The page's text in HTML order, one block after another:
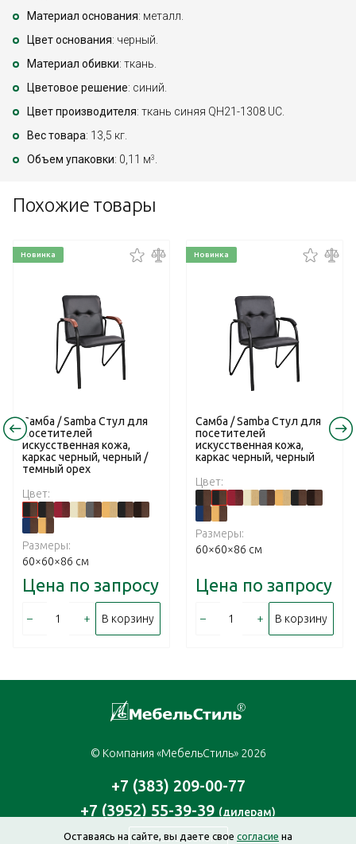
Материал основания: металл.
Цвет основания: черный.
Материал обивки: ткань.
Цветовое решение: синий.
Цвет производителя: ткань синяя QH21-1308 UC.
Вес товара: 13,5 кг.
Объем упаковки: 0,11 м3
Похожие товары
Новинка
Самба / Samba Стул для
посетителей
искусственная кожа,
каркас черный, черный /
темный орех
Цвет:
Размеры:
60×60×86 см
Цена по запросу
– + В корзину
Новинка
Самба / Samba Стул для
посетителей
искусственная кожа,
каркас черный, черный
Цвет:
Размеры:
60×60×86 см
Цена по запросу
– + В корзину
© Компания «МебельСтиль» 2026
+7 (383) 209-00-77
+7 (3952) 55-39-39 (дилерам)
Заказать звонок
Оставаясь на сайте, вы даете свое согласие на